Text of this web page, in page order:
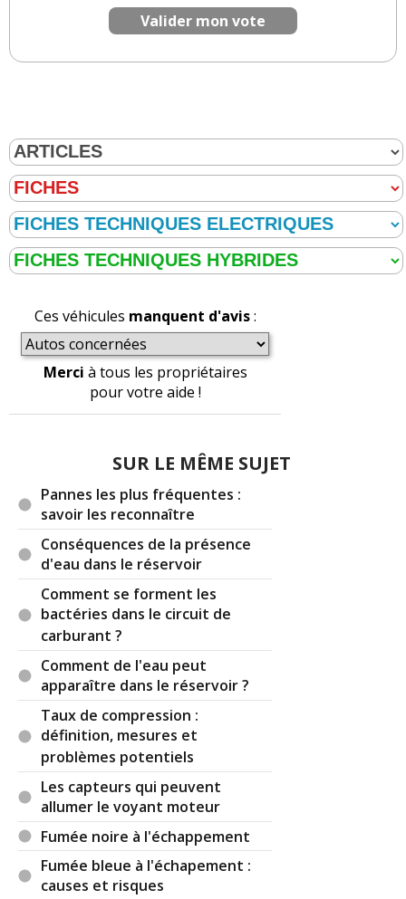
Valider mon vote
Ces véhicules manquent d'avis:
Merci à tous les propriétaires
pour votre aide !
SUR LE MÊME SUJET
Pannes les plus fréquentes :
savoir les reconnaître
Conséquences de la présence
d'eau dans le réservoir
Comment se forment les
bactéries dans le circuit de
carburant ?
Comment de l'eau peut
apparaître dans le réservoir ?
Taux de compression :
définition, mesures et
problèmes potentiels
Les capteurs qui peuvent
allumer le voyant moteur
Fumée noire à l'échappement
Fumée bleue à l'échapement :
causes et risques